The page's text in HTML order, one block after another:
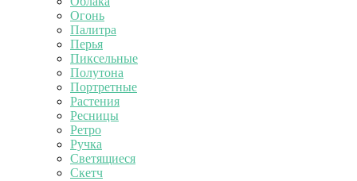
Огонь
Палитра
Перья
Пиксельные
Полутона
Портретные
Растения
Ресницы
Ретро
Ручка
Светящиеся
Скетч